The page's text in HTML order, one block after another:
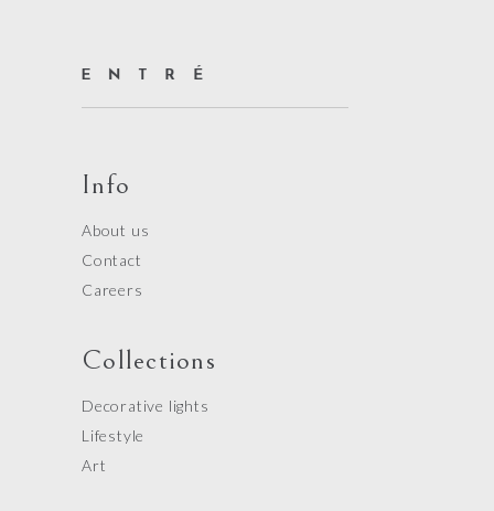
Info
About us
Contact
Careers
Collections
Decorative lights
Lifestyle
Art